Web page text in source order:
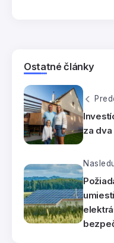
Ostatné články
za